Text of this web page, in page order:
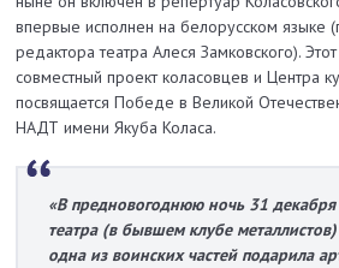
впервые исполнен на белорусском языке
редактора театра Алеся Замковского).
совместный проект коласовцев и Центра
посвящается Победе в Великой
НАДТ имени Якуба Коласа.
«В предновогоднюю ночь 31 декабря
театра (в бывшем клубе металлистов)
одна из воинских частей подарила